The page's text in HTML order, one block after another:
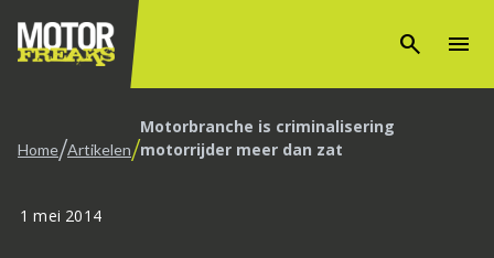
search menu
Home/Artikelen/Motorbranche is criminalisering
motorrijder meer dan zat
1 mei 2014